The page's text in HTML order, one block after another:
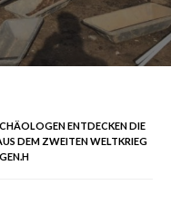
ENTDECKEN DIE
DEM ZWEITEN WELTKRIEG